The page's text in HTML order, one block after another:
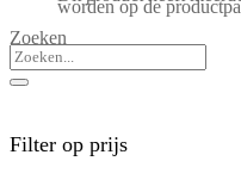
worden op de
Zoeken
Filter op prijs